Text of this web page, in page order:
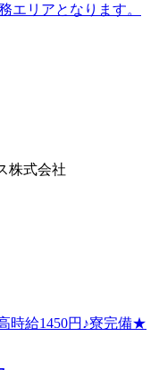
エリアとなります。
株式会社
時給1450円♪寮完備★